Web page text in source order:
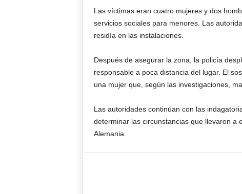
Las víctimas eran cuatro mujeres y dos
servicios sociales para menores. Las
residía en las instalaciones.
Después de asegurar la zona, la policía
responsable a poca distancia del lugar. El
una mujer que, según las investigaciones,
Las autoridades continúan con las
determinar las circunstancias que llevaron a
Alemania.